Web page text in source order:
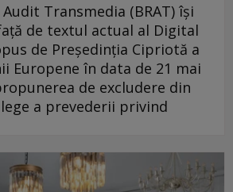
Transmedia (BRAT) își
de textul actual al Digital
de Președinția Cipriotă a
Europene în data de 21 mai
de excludere din
a prevederii privind